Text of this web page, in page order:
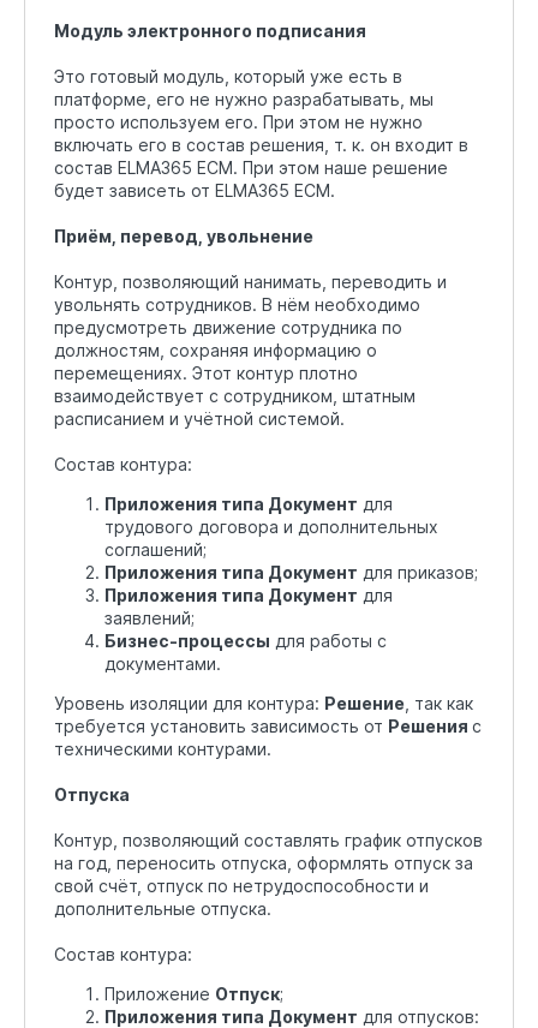
Модуль электронного подписания
Это готовый модуль, который уже есть в
платформе, его не нужно разрабатывать, мы
просто используем его. При этом не нужно
включать его в состав решения, т. к. он входит в
состав ELMA365 ECM. При этом наше решение
будет зависеть от ELMA365 ECM.
Приём, перевод, увольнение
Контур, позволяющий нанимать, переводить и
увольнять сотрудников. В нём необходимо
предусмотреть движение сотрудника по
должностям, сохраняя информацию о
перемещениях. Этот контур плотно
взаимодействует с сотрудником, штатным
расписанием и учётной системой.
Состав контура:
Приложения типа Документ для
трудового договора и дополнительных
соглашений;
Приложения типа Документ для приказов;
Приложения типа Документ для
заявлений;
Бизнес-процессы для работы с
документами.
Уровень изоляции для контура: Решение , так как
требуется установить зависимость от Решения с
техническими контурами.
Отпуска
Контур, позволяющий составлять график отпусков
на год, переносить отпуска, оформлять отпуск за
свой счёт, отпуск по нетрудоспособности и
дополнительные отпуска.
Состав контура:
Приложение Отпуск;
Приложения типа Документ для отпусков: